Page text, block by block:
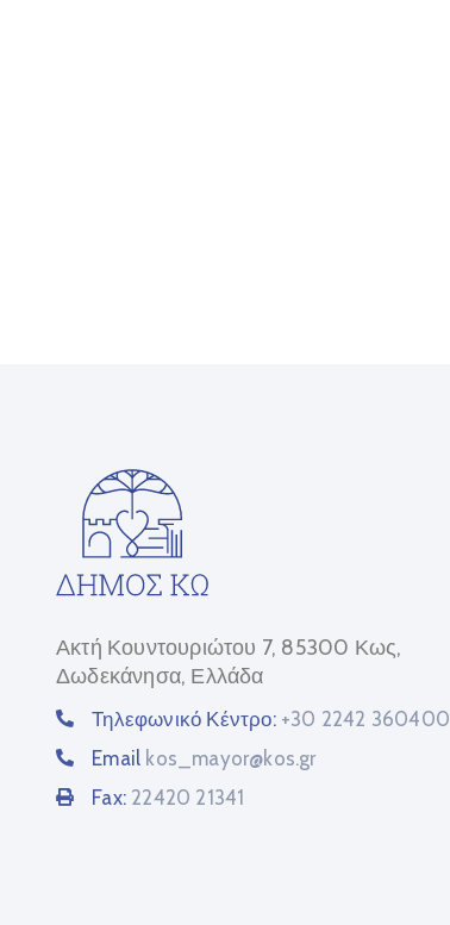
Ακτή Κουντουριώτου 7, 85300 Κως,
Δωδεκάνησα, Ελλάδα
Τηλεφωνικό Κέντρο: +30 2242 360400
Email kos_mayor@kos.gr
Fax: 22420 21341